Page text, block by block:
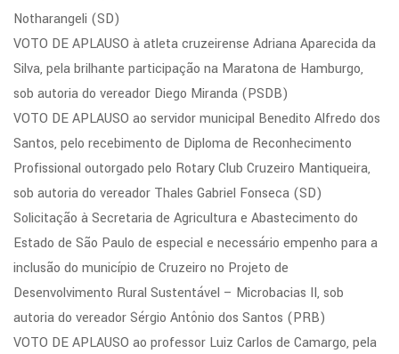
Notharangeli (SD)
VOTO DE APLAUSO à atleta cruzeirense Adriana Aparecida da
Silva, pela brilhante participação na Maratona de Hamburgo,
sob autoria do vereador Diego Miranda (PSDB)
VOTO DE APLAUSO ao servidor municipal Benedito Alfredo dos
Santos, pelo recebimento de Diploma de Reconhecimento
Profissional outorgado pelo Rotary Club Cruzeiro Mantiqueira,
sob autoria do vereador Thales Gabriel Fonseca (SD)
Solicitação à Secretaria de Agricultura e Abastecimento do
Estado de São Paulo de especial e necessário empenho para a
inclusão do município de Cruzeiro no Projeto de
Desenvolvimento Rural Sustentável – Microbacias II, sob
autoria do vereador Sérgio Antônio dos Santos (PRB)
VOTO DE APLAUSO ao professor Luiz Carlos de Camargo, pela